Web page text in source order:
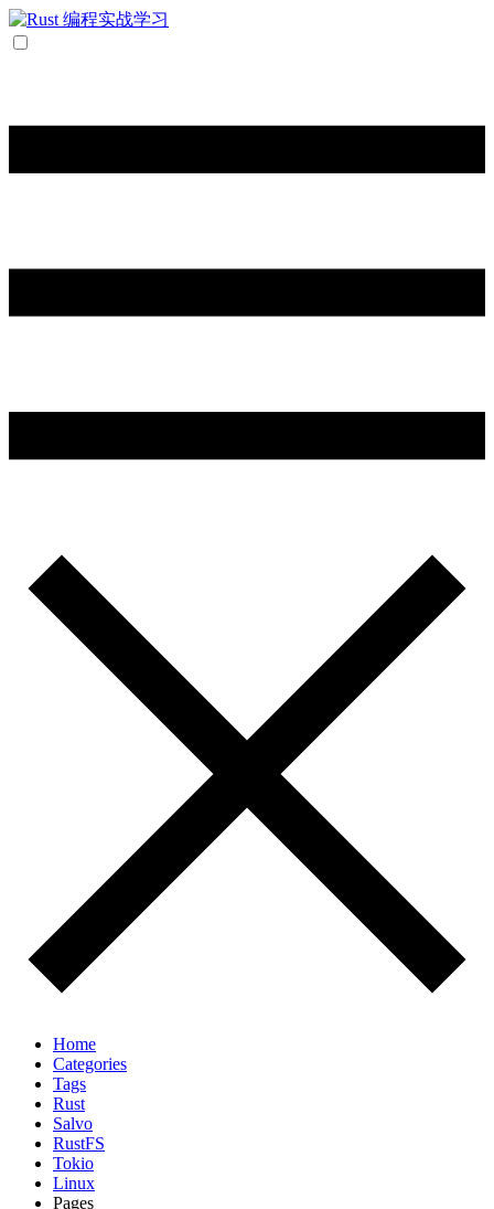
Home
Categories
Tags
Rust
Salvo
RustFS
Tokio
Linux
Pages